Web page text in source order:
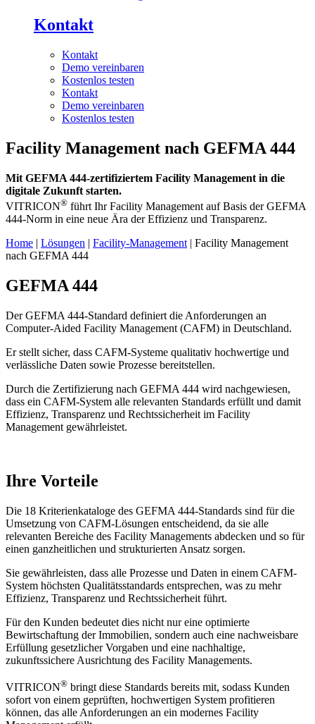
Kontakt
Kontakt
Demo vereinbaren
Kostenlos testen
Kontakt
Demo vereinbaren
Kostenlos testen
Facility Management nach GEFMA 444
Mit GEFMA 444-zertifiziertem Facility Management in die
digitale Zukunft starten.
VITRICON® führt Ihr Facility Management auf Basis der GEFMA
444-Norm in eine neue Ära der Effizienz und Transparenz.
Home | Lösungen | Facility-Management | Facility Management
nach GEFMA 444
GEFMA 444
Der GEFMA 444-Standard definiert die Anforderungen an
Computer-Aided Facility Management (CAFM) in Deutschland.
Er stellt sicher, dass CAFM-Systeme qualitativ hochwertige und
verlässliche Daten sowie Prozesse bereitstellen.
Durch die Zertifizierung nach GEFMA 444 wird nachgewiesen,
dass ein CAFM-System alle relevanten Standards erfüllt und damit
Effizienz, Transparenz und Rechtssicherheit im Facility
Management gewährleistet.
Ihre Vorteile
Die 18 Kriterienkataloge des GEFMA 444-Standards sind für die
Umsetzung von CAFM-Lösungen entscheidend, da sie alle
relevanten Bereiche des Facility Managements abdecken und so für
einen ganzheitlichen und strukturierten Ansatz sorgen.
Sie gewährleisten, dass alle Prozesse und Daten in einem CAFM-
System höchsten Qualitätsstandards entsprechen, was zu mehr
Effizienz, Transparenz und Rechtssicherheit führt.
Für den Kunden bedeutet dies nicht nur eine optimierte
Bewirtschaftung der Immobilien, sondern auch eine nachweisbare
Erfüllung gesetzlicher Vorgaben und eine nachhaltige,
zukunftssichere Ausrichtung des Facility Managements.
VITRICON® bringt diese Standards bereits mit, sodass Kunden
sofort von einem geprüften, hochwertigen System profitieren
können, das alle Anforderungen an ein modernes Facility